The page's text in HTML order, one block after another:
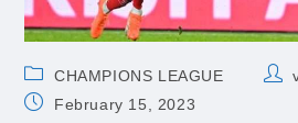
Post
category:
CHAMPIONS LEAGUE
Post
PostFebruary 15, 2023